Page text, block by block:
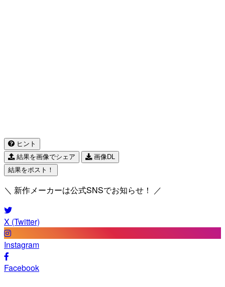
ヒント
結果を画像でシェア
画像DL
結果をポスト！
＼ 新作メーカーは公式SNSでお知らせ！ ／
X (Twitter)
Instagram
Facebook